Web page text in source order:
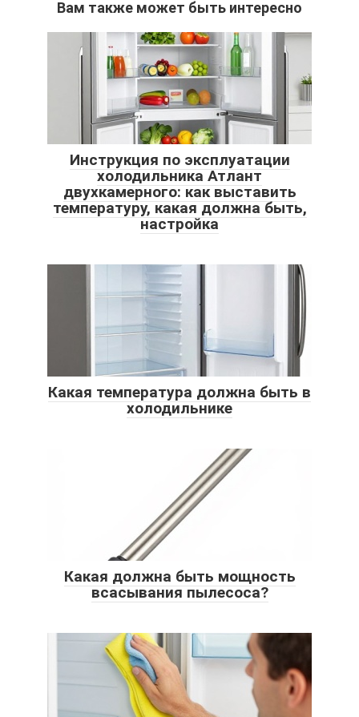
Вам также может быть интересно
Инструкция по эксплуатации
холодильника Атлант
двухкамерного: как выставить
температуру, какая должна быть,
настройка
Какая температура должна быть в
холодильнике
Какая должна быть мощность
всасывания пылесоса?